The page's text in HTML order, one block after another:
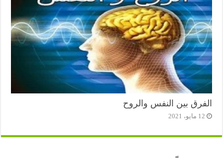
الفرق بين النفس والروح
12 مايو، 2021